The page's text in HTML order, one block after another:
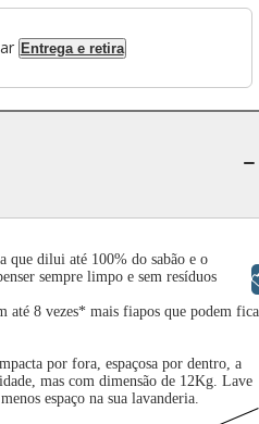
Entrega e retira
que dilui até 100% do sabão e o
sempre limpo e sem resíduos
até 8 vezes* mais fiapos que podem
por fora, espaçosa por dentro, a
mas com dimensão de 12Kg. Lave
espaço na sua lavanderia.
Libras